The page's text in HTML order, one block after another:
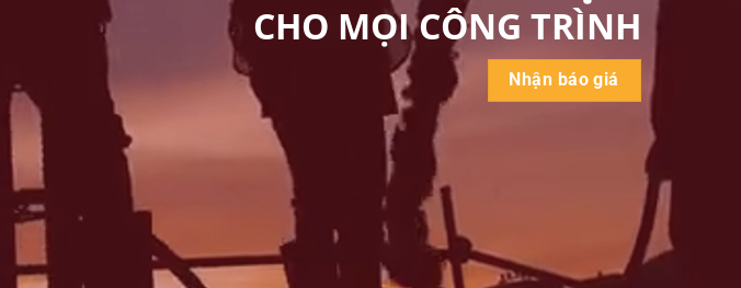
CHO MỌI CÔNG TRÌNH
Nhận báo giá